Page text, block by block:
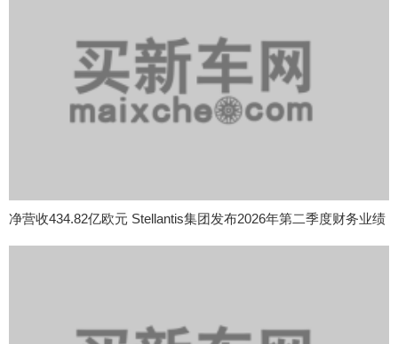
净营收434.82亿欧元 Stellantis集团发布2026年第二季度财务业绩